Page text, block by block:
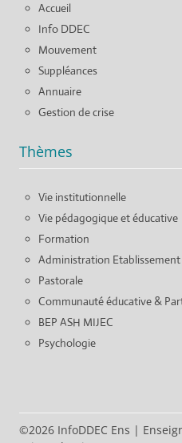
Accueil
Info DDEC
Mouvement
Suppléances
Annuaire
Gestion de crise
Thèmes
Vie institutionnelle
Vie pédagogique et éducative
Formation
Administration
Pastorale
Communauté éducative &
BEP ASH MIJEC
Psychologie
©2026 InfoDDEC Ens |